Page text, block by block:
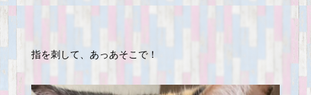
指を刺して、あっあそこで！